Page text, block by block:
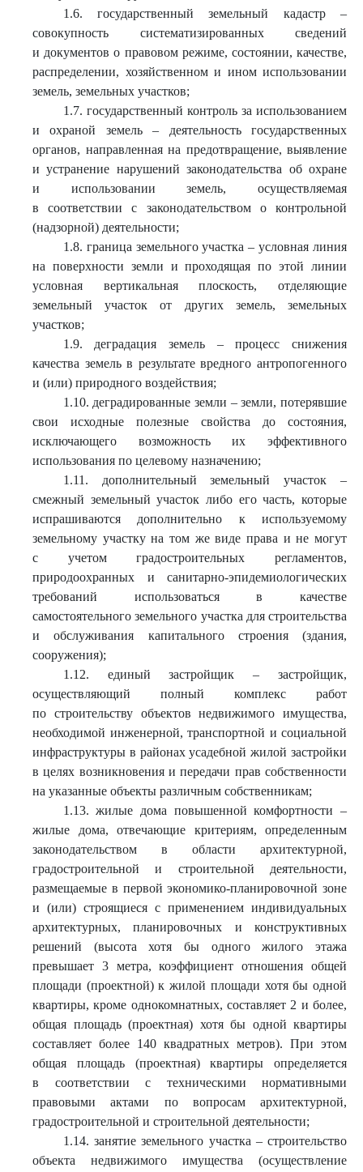
1.6. государственный земельный кадастр –
совокупность систематизированных сведений
и документов о правовом режиме, состоянии, качестве,
распределении, хозяйственном и ином использовании
земель, земельных участков;
1.7. государственный контроль за использованием
и охраной земель – деятельность государственных
органов, направленная на предотвращение, выявление
и устранение нарушений законодательства об охране
и использовании земель, осуществляемая
в соответствии с законодательством о контрольной
(надзорной) деятельности;
1.8. граница земельного участка – условная линия
на поверхности земли и проходящая по этой линии
условная вертикальная плоскость, отделяющие
земельный участок от других земель, земельных
участков;
1.9. деградация земель – процесс снижения
качества земель в результате вредного антропогенного
и (или) природного воздействия;
1.10. деградированные земли – земли, потерявшие
свои исходные полезные свойства до состояния,
исключающего возможность их эффективного
использования по целевому назначению;
1.11. дополнительный земельный участок –
смежный земельный участок либо его часть, которые
испрашиваются дополнительно к используемому
земельному участку на том же виде права и не могут
с учетом градостроительных регламентов,
природоохранных и санитарно-эпидемиологических
требований использоваться в качестве
самостоятельного земельного участка для строительства
и обслуживания капитального строения (здания,
сооружения);
1.12. единый застройщик – застройщик,
осуществляющий полный комплекс работ
по строительству объектов недвижимого имущества,
необходимой инженерной, транспортной и социальной
инфраструктуры в районах усадебной жилой застройки
в целях возникновения и передачи прав собственности
на указанные объекты различным собственникам;
1.13. жилые дома повышенной комфортности –
жилые дома, отвечающие критериям, определенным
законодательством в области архитектурной,
градостроительной и строительной деятельности,
размещаемые в первой экономико-планировочной зоне
и (или) строящиеся с применением индивидуальных
архитектурных, планировочных и конструктивных
решений (высота хотя бы одного жилого этажа
превышает 3 метра, коэффициент отношения общей
площади (проектной) к жилой площади хотя бы одной
квартиры, кроме однокомнатных, составляет 2 и более,
общая площадь (проектная) хотя бы одной квартиры
составляет более 140 квадратных метров). При этом
общая площадь (проектная) квартиры определяется
в соответствии с техническими нормативными
правовыми актами по вопросам архитектурной,
градостроительной и строительной деятельности;
1.14. занятие земельного участка – строительство
объекта недвижимого имущества (осуществление